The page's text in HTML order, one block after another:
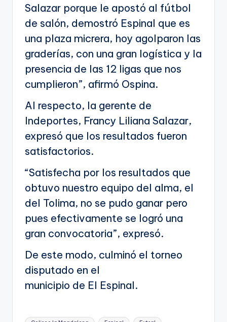
Salazar porque le apostó al fútbol
de salón, demostró Espinal que es
una plaza micrera, hoy agolparon las
graderías, con una gran logística y la
presencia de las 12 ligas que nos
cumplieron”, afirmó Ospina.
Al respecto, la gerente de
Indeportes, Francy Liliana Salazar,
expresó que los resultados fueron
satisfactorios.
“Satisfecha por los resultados que
obtuvo nuestro equipo del alma, el
del Tolima, no se pudo ganar pero
pues efectivamente se logró una
gran convocatoria”, expresó.
De este modo, culminó el torneo
disputado en el
municipio de El Espinal.
Etiquetas: